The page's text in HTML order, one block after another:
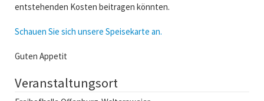
entstehenden Kosten beitragen könnten.
Schauen Sie sich unsere Speisekarte an.
Guten Appetit
Veranstaltungsort